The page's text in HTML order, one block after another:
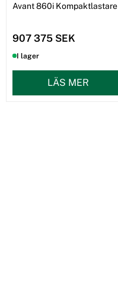
Avant 860i Kompaktlastare
907 375 SEK
I lager
LÄS MER